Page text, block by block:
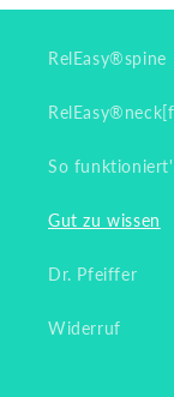
RelEasy®spine
So
Gut zu wissen
Dr. Pfeiffer
Widerruf